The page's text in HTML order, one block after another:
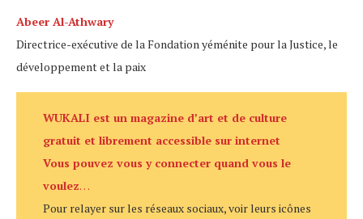
Abeer Al-Athwary
Directrice-exécutive de la Fondation yéménite pour la Justice, le
développement et la paix
WUKALI est un magazine d’art et de culture
gratuit et librement accessible sur internet
Vous pouvez vous y connecter quand vous le
voulez…
Pour relayer sur les réseaux sociaux, voir leurs icônes